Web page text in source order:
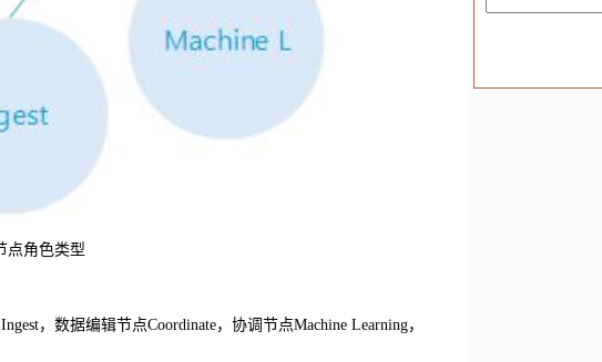
点角色类型
，数据编辑节点Coordinate，协调节点Machine Learning，